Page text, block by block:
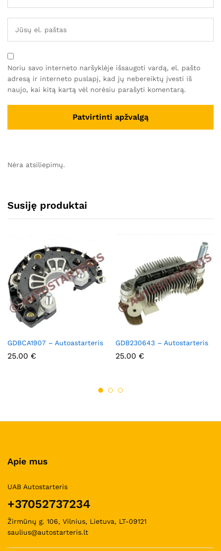
Noriu savo interneto naršyklėje išsaugoti vardą, el. pašto
adresą ir interneto puslapį, kad jų nebereiktų įvesti iš
naujo, kai kitą kartą vėl norėsiu parašyti komentarą.
Nėra atsiliepimų.
Susiję produktai
GDBCA1907 – Autoastarteris
25.00 €
GDB230643 – Autostarteris
25.00 €
Apie mus
UAB Autostarteris
+37052737234
Žirmūnų g. 106, Vilnius, Lietuva, LT-09121
saulius@autostarteris.lt